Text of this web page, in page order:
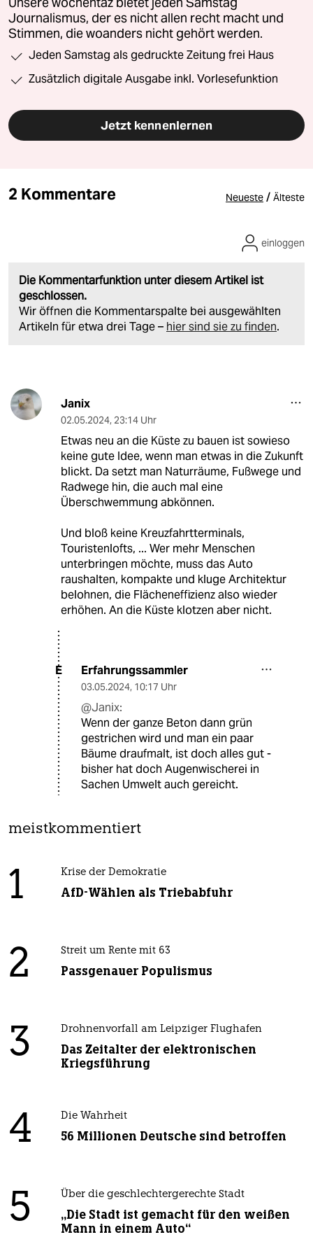
Journalismus, der es nicht allen recht macht und
Stimmen, die woanders nicht gehört werden.
Jeden Samstag als gedruckte Zeitung frei Haus
Zusätzlich digitale Ausgabe inkl. Vorlesefunktion
Jetzt kennenlernen
2 Kommentare Neueste / Älteste
Die Kommentarfunktion unter diesem Artikel ist
geschlossen.
Wir öffnen die Kommentarspalte bei ausgewählten
Artikeln für etwa drei Tage – hier sind sie zu finden.
einloggen
Janix
02.05.2024, 23:14 Uhr
Etwas neu an die Küste zu bauen ist sowieso
keine gute Idee, wenn man etwas in die Zukunft
blickt. Da setzt man Naturräume, Fußwege und
Radwege hin, die auch mal eine
Überschwemmung abkönnen.
Und bloß keine Kreuzfahrtterminals,
Touristenlofts, ... Wer mehr Menschen
unterbringen möchte, muss das Auto
raushalten, kompakte und kluge Architektur
belohnen, die Flächeneffizienz also wieder
erhöhen. An die Küste klotzen aber nicht.
E Erfahrungssammler
03.05.2024, 10:17 Uhr
@Janix:
Wenn der ganze Beton dann grün
gestrichen wird und man ein paar
Bäume draufmalt, ist doch alles gut -
bisher hat doch Augenwischerei in
Sachen Umwelt auch gereicht.
meistkommentiert
1 Krise der Demokratie
AfD-Wählen als Triebabfuhr
2 Streit um Rente mit 63
Passgenauer Populismus
3 Drohnenvorfall am Leipziger Flughafen
Das Zeitalter der elektronischen
Kriegsführung
4 Die Wahrheit
56 Millionen Deutsche sind betroffen
5 Über die geschlechtergerechte Stadt
„Die Stadt ist gemacht für den weißen
Mann in einem Auto“